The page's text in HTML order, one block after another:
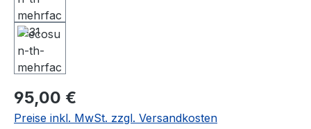
Regulärer Preis:
95,00 €
Preise inkl. MwSt. zzgl. Versandkosten